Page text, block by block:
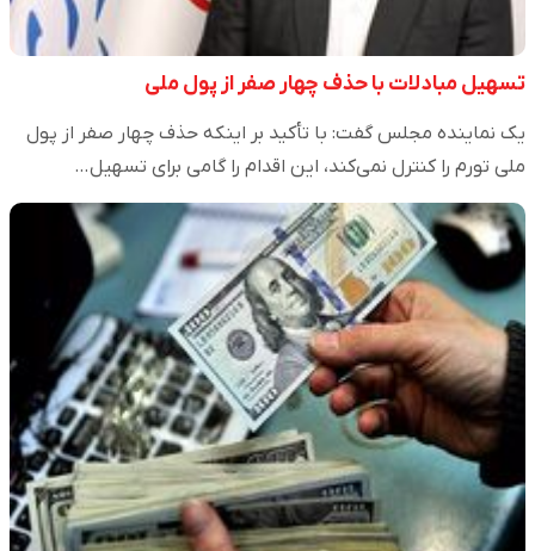
تسهیل مبادلات با حذف چهار صفر از پول ملی
یک نماینده مجلس گفت: با تأکید بر اینکه حذف چهار صفر از پول
ملی تورم را کنترل نمی‌کند، این اقدام را گامی برای تسهیل…